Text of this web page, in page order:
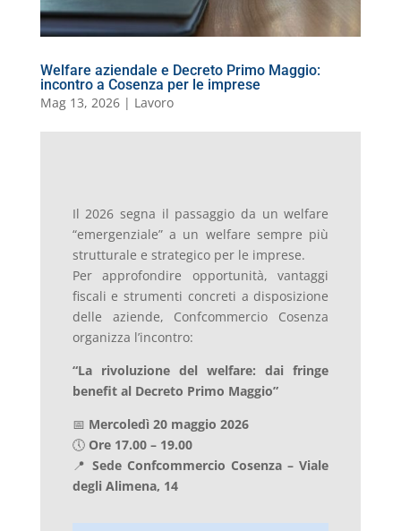
Welfare aziendale e Decreto Primo Maggio:
incontro a Cosenza per le imprese
Mag 13, 2026| Lavoro
Il 2026 segna il passaggio da un welfare
“emergenziale” a un welfare sempre più
strutturale e strategico per le imprese.
Per approfondire opportunità, vantaggi
fiscali e strumenti concreti a disposizione
delle aziende, Confcommercio Cosenza
organizza l’incontro:
“La rivoluzione del welfare: dai fringe
benefit al Decreto Primo Maggio”
📅 Mercoledì 20 maggio 2026
🕔 Ore 17.00 – 19.00
📍 Sede Confcommercio Cosenza – Viale
degli Alimena, 14